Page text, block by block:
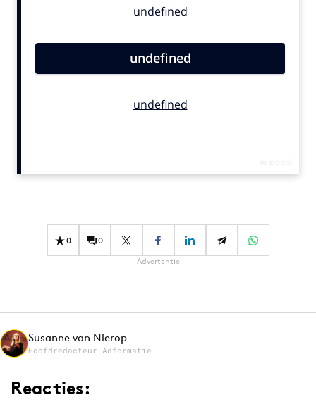
Contentmarketing
Effectiviteit
Gedragsverandering
Martech
Media
Merkstrategie
Programmatic
0 0
Advertentie
Susanne van Nierop
Hoofdredacteur Adformatie
Reacties: